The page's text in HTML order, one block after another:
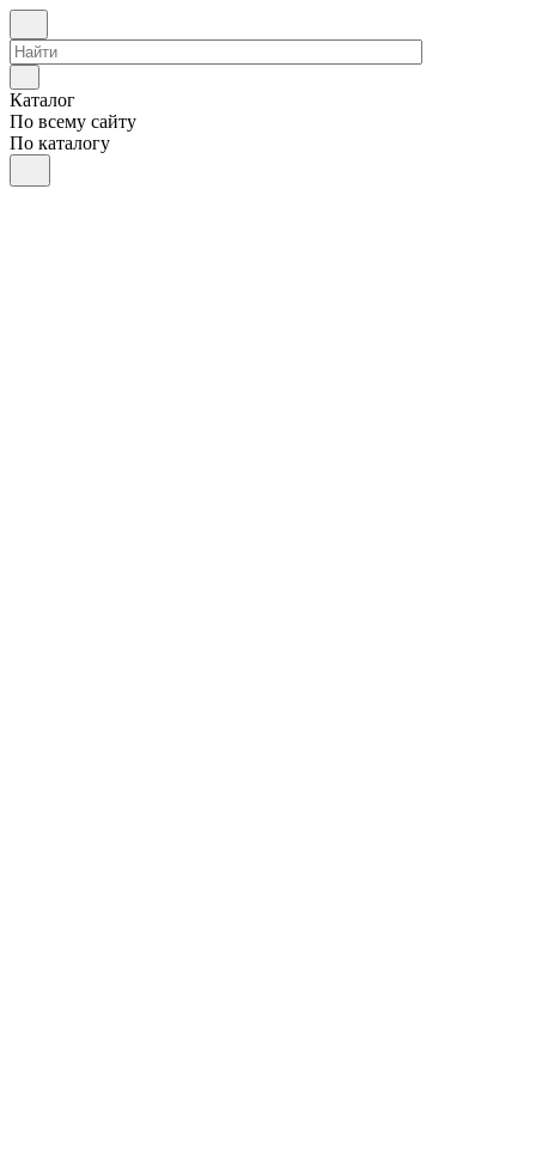
Каталог
По всему сайту
По каталогу